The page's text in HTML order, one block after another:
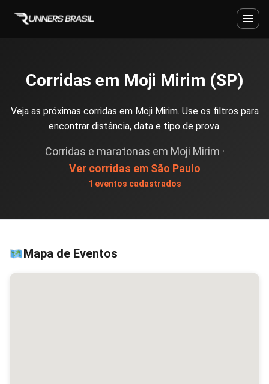
Corridas em Moji Mirim (SP)
Veja as próximas corridas em Moji Mirim. Use os filtros para
encontrar distância, data e tipo de prova.
Corridas e maratonas em Moji Mirim ·
Ver corridas em São Paulo
1 eventos cadastrados
Mapa de Eventos